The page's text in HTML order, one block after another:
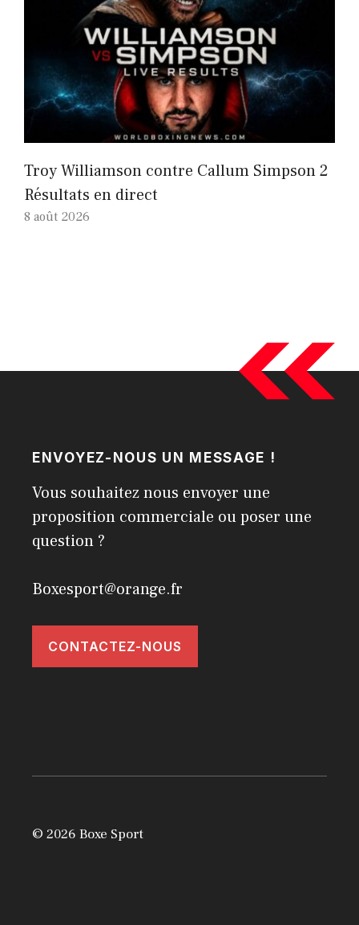
Troy Williamson contre Callum Simpson 2
Résultats en direct
8 août 2026
ENVOYEZ-NOUS UN MESSAGE !
Vous souhaitez nous envoyer une
proposition commerciale ou poser une
question ?
Boxesport@orange.fr
CONTACTEZ-NOUS
© 2026 Boxe Sport